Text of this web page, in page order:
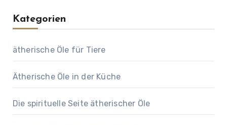
Kategorien
ätherische Öle für Tiere
Ätherische Öle in der Küche
Die spirituelle Seite ätherischer Öle